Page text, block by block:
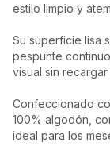
estilo limpio y
Su superficie lisa
pespunte
visual sin
Confeccionado
100% algodón,
ideal para los